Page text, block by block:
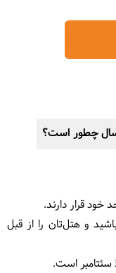
سال چطور است؟
خود قرار دارند.
و هتل‌تان را از قبل
سئتامبر است.